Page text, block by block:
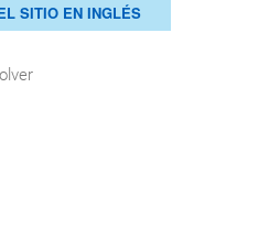
SITIO EN INGLÉS